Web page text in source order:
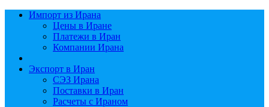
Импорт из Ирана
Цены в Иране
Платежи в Иран
Компании Ирана
Экспорт в Иран
СЭЗ Ирана
Поставки в Иран
Расчеты с Ираном